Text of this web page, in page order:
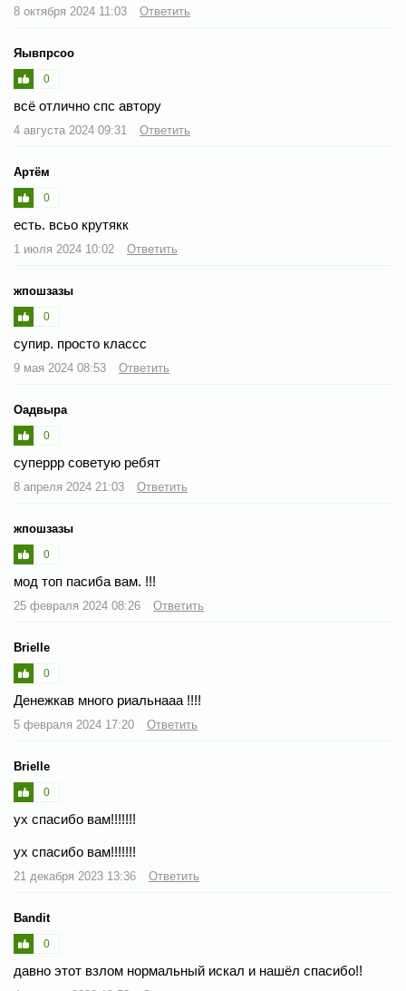
8 октября 2024 11:03 Ответить
Яывпрсоо
0
всё отлично спс автору
4 августа 2024 09:31 Ответить
Артём
0
есть. всьо крутякк
1 июля 2024 10:02 Ответить
жпошзазы
0
супир. просто классс
9 мая 2024 08:53 Ответить
Оадвыра
0
суперрр советую ребят
8 апреля 2024 21:03 Ответить
жпошзазы
0
мод топ пасиба вам. !!!
25 февраля 2024 08:26 Ответить
Brielle
0
Денежкав много риальнааа !!!!
5 февраля 2024 17:20 Ответить
Brielle
0
ух спасибо вам!!!!!!!
ух спасибо вам!!!!!!!
21 декабря 2023 13:36 Ответить
Bandit
0
давно этот взлом нормальный искал и нашёл спасибо!!